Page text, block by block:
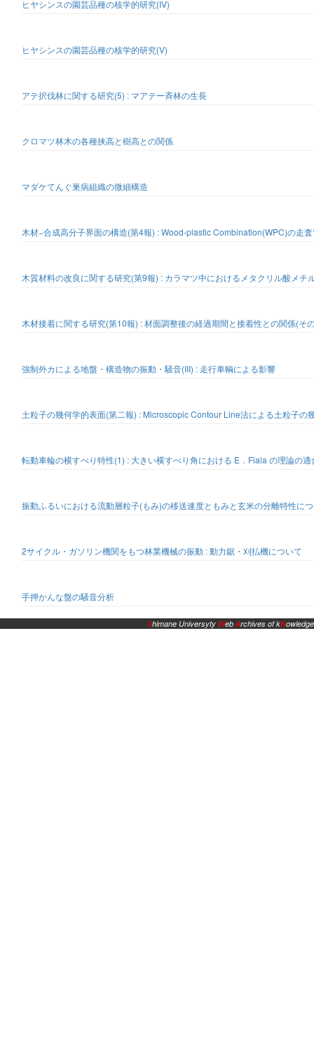
ヒヤシンスの園芸品種の核学的研究(IV)
ヒヤシンスの園芸品種の核学的研究(V)
アテ択伐林に関する研究(5) : マアテー斉林の生長
クロマツ林木の各種挟高と樹高との関係
マダケてんぐ巣病組織の微細構造
木材−合成高分子界面の構造(第4報) : Wood-plastic Combination(WPC)の走
木質材料の改良に関する研究(第9報) : カラマツ中におけるメタクリル酸メチ
木材接着に関する研究(第10報) : 材面調整後の経過期間と接着性との関係(そ
強制外カによる地盤・構造物の振動・騒音(III) : 走行車輌による影響
土粒子の幾何学的表面(第二報) : Microscopic Contour Line法による土粒子の
転動車輪の横すべり特性(1) : 大きい横すべり角における E．Fiala の理論の適
振動ふるいにおける流動層粒子(もみ)の移送速度ともみと玄米の分離特性に
2サイクル・ガソリン機関をもつ林業機械の振動 : 動力鋸・刈払機について
手押かんな盤の騒音分析
Shimane Universyty WebArchives of kNowledge